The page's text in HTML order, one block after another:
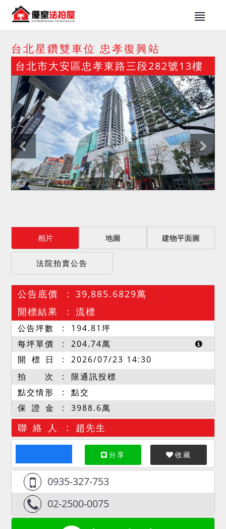
台北星鑽雙車位 忠孝復興站
台北市大安區忠孝東路三段282號13樓
相片 地圖 建物平面圖
法院拍賣公告
公告底價
39,885.6829萬
開標結果
流標
公告坪數 194.81坪
每坪單價
204.74萬
開 標 日
2026/07/23 14:30
拍 次
限通訊投標
點交情形
點交
保 證 金
3988.6萬
聯 絡 人 趙先生
分享 收藏
0935-327-753
02-2500-0075